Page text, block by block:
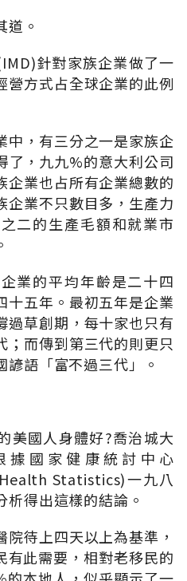
。
針對家族企業做了一
營方式占全球企業的此例
中，有三分之一是家族企
了，九九%的意大利公司
企業也占所有企業總數的
企業不只數目多，生產力
二的生產毛額和就業市
業的平均年齡是二十四
十五年。最初五年是企業
過草創期，每十家也只有
；而傳到第三代的則更只
語「富不過三代」。
美國人身體好?喬治城大
據國家健康統討中心
Statistics)一九八
得出這樣的結論。
待上四天以上為基準，
此需要，相對老移民的